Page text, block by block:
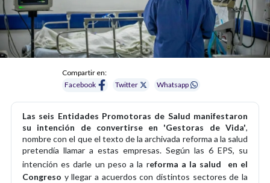
Compartir en:
Facebook
Twitter Whatsapp
Las seis Entidades Promotoras de Salud manifestaron
su intención de convertirse en 'Gestoras de Vida',
nombre con el que el texto de la archivada reforma a la salud
pretendía llamar a estas empresas. Según las 6 EPS, su
intención es darle un peso a la reforma a la salud
en el
Congreso y llegar a acuerdos con distintos sectores de la